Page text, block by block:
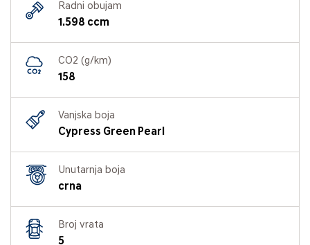
Radni obujam
1.598 ccm
CO2 (g/km)
158
Vanjska boja
Cypress Green Pearl
Unutarnja boja
crna
Broj vrata
5